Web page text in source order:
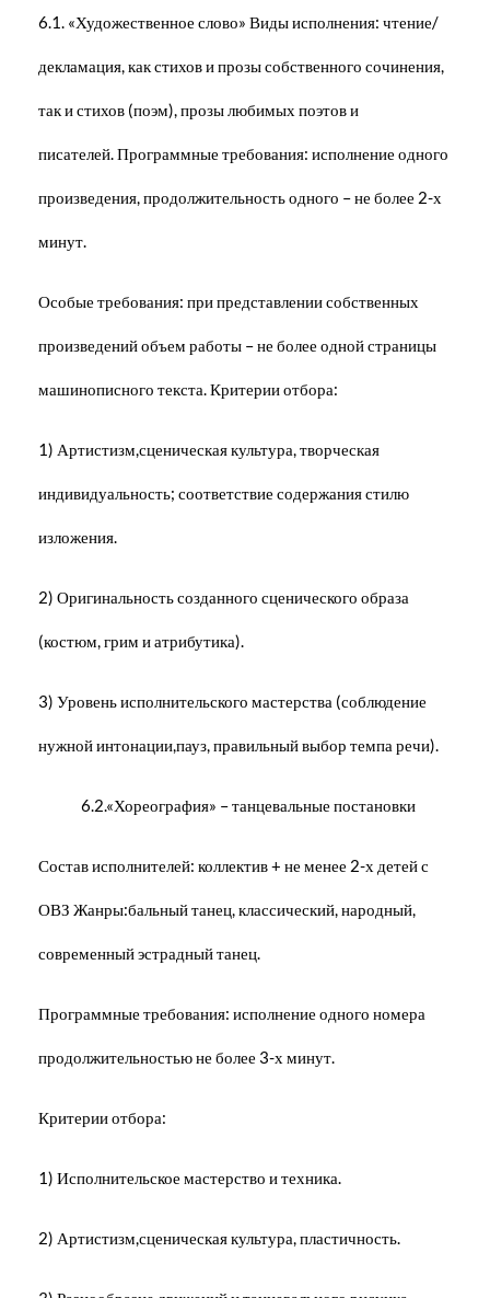
6.1. «Художественное слово» Виды исполнения: чтение/
декламация, как стихов и прозы собственного сочинения,
так и стихов (поэм), прозы любимых поэтов и
писателей. Программные требования: исполнение одного
произведения, продолжительность одного – не более 2-х
минут.
Особые требования: при представлении собственных
произведений объем работы – не более одной страницы
машинописного текста. Критерии отбора:
1) Артистизм,сценическая культура, творческая
индивидуальность; соответствие содержания стилю
изложения.
2) Оригинальность созданного сценического образа
(костюм, грим и атрибутика).
3) Уровень исполнительского мастерства (соблюдение
нужной интонации,пауз, правильный выбор темпа речи).
6.2.«Хореография» – танцевальные постановки
Состав исполнителей: коллектив + не менее 2-х детей с
ОВЗ Жанры:бальный танец, классический, народный,
современный эстрадный танец.
Программные требования: исполнение одного номера
продолжительностью не более 3-х минут.
Критерии отбора:
1) Исполнительское мастерство и техника.
2) Артистизм,сценическая культура, пластичность.